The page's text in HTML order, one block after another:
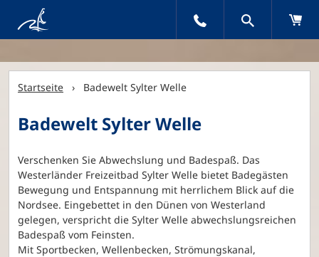
Startseite › Badewelt Sylter Welle
Badewelt Sylter Welle
Verschenken Sie Abwechslung und Badespaß. Das
Westerländer Freizeitbad Sylter Welle bietet Badegästen
Bewegung und Entspannung mit herrlichem Blick auf die
Nordsee. Eingebettet in den Dünen von Westerland
gelegen, verspricht die Sylter Welle abwechslungsreichen
Badespaß vom Feinsten.
Mit Sportbecken, Wellenbecken, Strömungskanal,